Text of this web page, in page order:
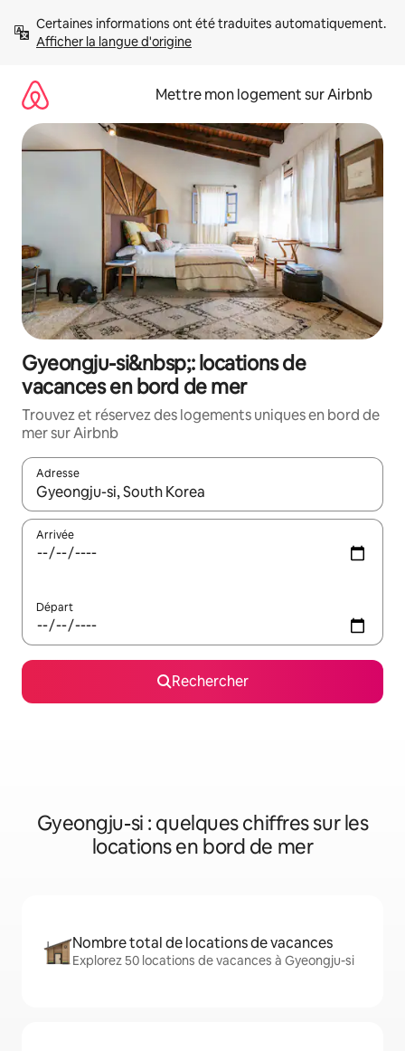
directement
Afficher la langue d'origine
Mettre mon logement sur Airbnb
Gyeongju-si&nbsp;: locations de
vacances en bord de mer
Trouvez et réservez des logements uniques en bord de
mer sur Airbnb
Adresse
Lorsque les résultats s'affichent, utilisez les flèches vers le
Arrivée
Départ
Rechercher
Gyeongju-si : quelques chiffres sur les
locations en bord de mer
Nombre total de locations de vacances
Explorez 50 locations de vacances à Gyeongju-si